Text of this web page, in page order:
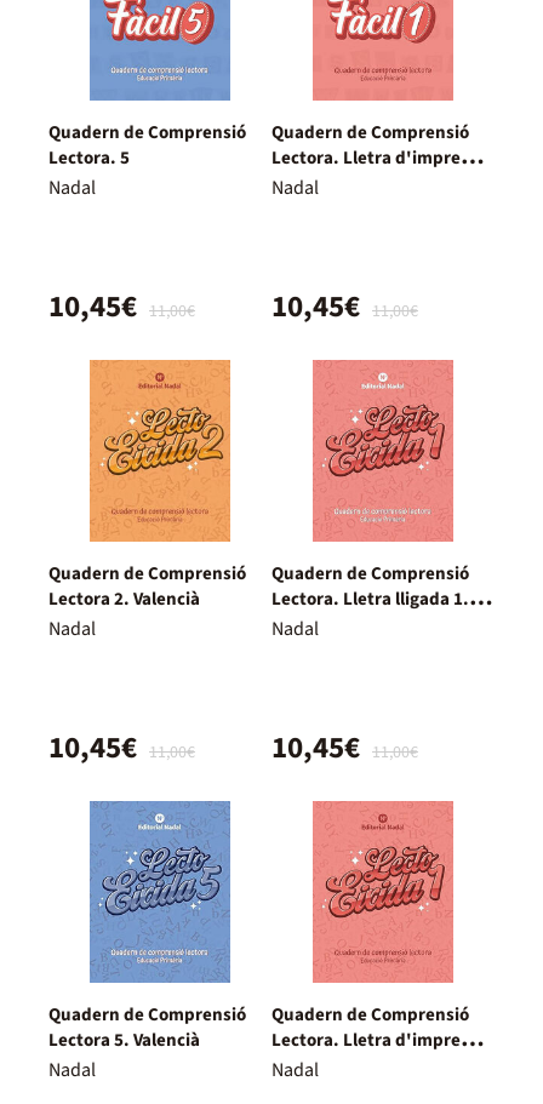
Quadern de Comprensió
Lectora. 5
Nadal
11,00€
10,45€
Quadern de Comprensió
Lectora. Lletra d'impremta
1
Nadal
11,00€
10,45€
Quadern de Comprensió
Lectora 2. Valencià
Nadal
11,00€
10,45€
Quadern de Comprensió
Lectora. Lletra lligada 1.
Valencià
Nadal
11,00€
10,45€
Quadern de Comprensió
Lectora 5. Valencià
Nadal
Quadern de Comprensió
Lectora. Lletra d'impremta
1. Valencià
Nadal